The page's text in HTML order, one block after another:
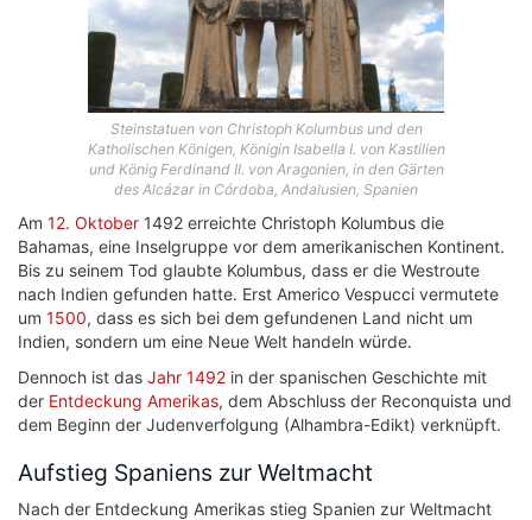
Steinstatuen von Christoph Kolumbus und den
Katholischen Königen, Königin Isabella I. von Kastilien
und König Ferdinand II. von Aragonien, in den Gärten
des Alcázar in Córdoba, Andalusien, Spanien
Am 12. Oktober 1492 erreichte Christoph Kolumbus die
Bahamas, eine Inselgruppe vor dem amerikanischen Kontinent.
Bis zu seinem Tod glaubte Kolumbus, dass er die Westroute
nach Indien gefunden hatte. Erst Americo Vespucci vermutete
um 1500, dass es sich bei dem gefundenen Land nicht um
Indien, sondern um eine Neue Welt handeln würde.
Dennoch ist das Jahr 1492 in der spanischen Geschichte mit
der Entdeckung Amerikas, dem Abschluss der Reconquista und
dem Beginn der Judenverfolgung (Alhambra-Edikt) verknüpft.
Aufstieg Spaniens zur Weltmacht
Nach der Entdeckung Amerikas stieg Spanien zur Weltmacht